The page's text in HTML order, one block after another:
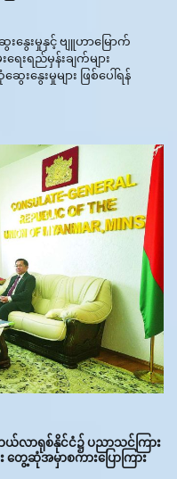
နွေးမှုနှင့် ဗျူဟာမြောက်
ေးရည်မှန်းချက်များ
ေးမှုများ ဖြစ်ပေါ်ရန်
ယ်လာရုစ်နိုင်ငံ၌ ပညာသင်ကြား
ေ့ဆုံအမှာစကားပြောကြား